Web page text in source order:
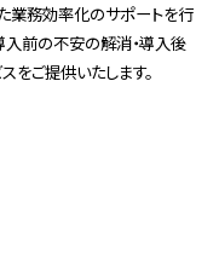
業務効率化のサポートを行
入前の不安の解消・導入後
ご提供いたします。